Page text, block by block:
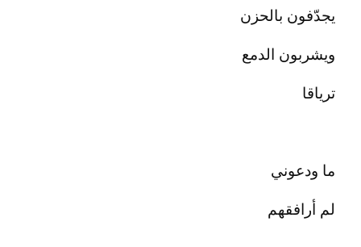
يجدّفون بالحزن
ويشربون الدمع
ترياقا
ما ودعوني
لم أرافقهم